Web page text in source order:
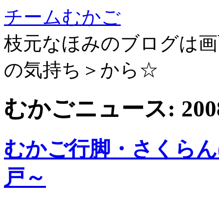
チームむかご
枝元なほみのブログは
の気持ち＞から☆
むかごニュース:
むかご行脚・さくら
戸～